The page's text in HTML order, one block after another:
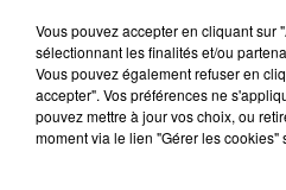
Podcasts
Vous pouvez accepter en cliquant sur
sélectionnant les finalités et/ou
Vous pouvez également refuser en
accepter". Vos préférences ne
pouvez mettre à jour vos choix, ou
moment via le lien "Gérer les